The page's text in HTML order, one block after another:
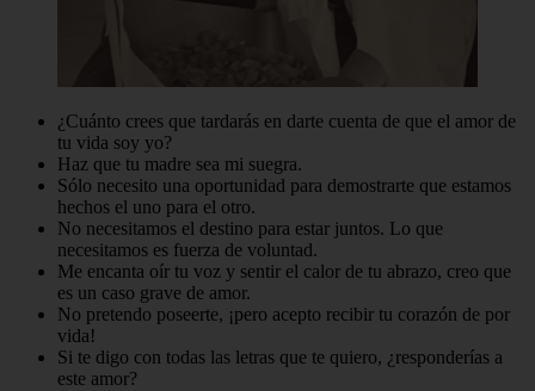
¿Cuánto crees que tardarás en darte cuenta de que el amor de
tu vida soy yo?
Haz que tu madre sea mi suegra.
Sólo necesito una oportunidad para demostrarte que estamos
hechos el uno para el otro.
No necesitamos el destino para estar juntos. Lo que
necesitamos es fuerza de voluntad.
Me encanta oír tu voz y sentir el calor de tu abrazo, creo que
es un caso grave de amor.
No pretendo poseerte, ¡pero acepto recibir tu corazón de por
vida!
Si te digo con todas las letras que te quiero, ¿responderías a
este amor?